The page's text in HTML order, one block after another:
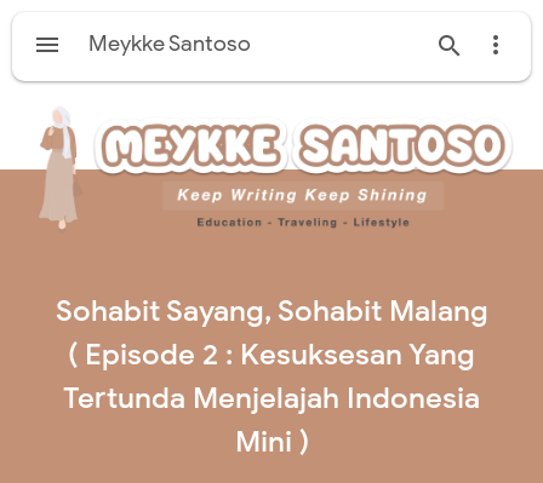
  
Meykke Santoso
Sohabit Sayang, Sohabit Malang
( Episode 2 : Kesuksesan Yang
Tertunda Menjelajah Indonesia
Mini )